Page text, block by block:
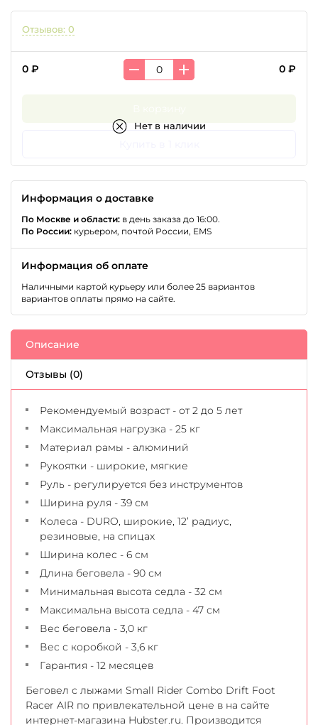
Отзывов: 0
0 ₽ 0 ₽
Нет в наличии
Информация о доставке
По Москве и области: в день заказа до 16:00.
По России: курьером, почтой России, EMS
Информация об оплате
Наличными картой курьеру или более 25 вариантов
вариантов оплаты прямо на сайте.
Описание
Отзывы (0)
Рекомендуемый возраст - от 2 до 5 лет
Максимальная нагрузка - 25 кг
Материал рамы - алюминий
Рукоятки - широкие, мягкие
Руль - регулируется без инструментов
Ширина руля - 39 см
Колеса - DURO, широкие, 12’ радиус,
резиновые, на спицах
Ширина колес - 6 см
Длина беговела - 90 см
Минимальная высота седла - 32 см
Максимальна высота седла - 47 см
Вес беговела - 3,0 кг
Вес с коробкой - 3,6 кг
Гарантия - 12 месяцев
Беговел с лыжами Small Rider Combo Drift Foot
Racer AIR по привлекательной цене в на сайте
интернет-магазина Hubster.ru. Производится